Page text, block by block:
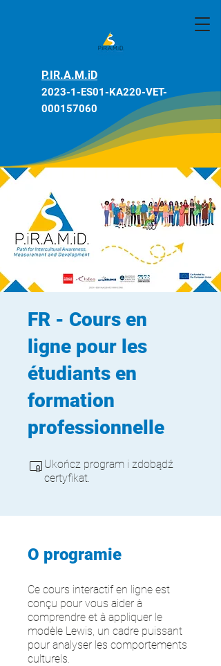
P.IR.A.M.iD
2023-1-ES01-KA220-VET-
000157060
FR - Cours en
ligne pour les
étudiants en
formation
professionnelle
Ukończ program i zdobądź
certyfikat.
O programie
Ce cours interactif en ligne est
conçu pour vous aider à
comprendre et à appliquer le
modèle Lewis, un cadre puissant
pour analyser les comportements
culturels.